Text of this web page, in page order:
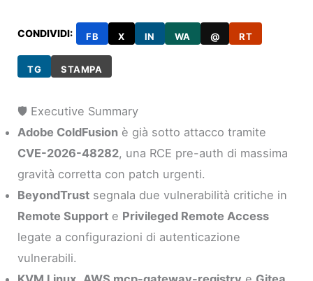
CONDIVIDI: FB X IN WA @ RT
TG STAMPA
🛡️ Executive Summary
Adobe ColdFusion è già sotto attacco tramite
CVE-2026-48282, una RCE pre-auth di massima
gravità corretta con patch urgenti.
BeyondTrust segnala due vulnerabilità critiche in
Remote Support e Privileged Remote Access
legate a configurazioni di autenticazione
vulnerabili.